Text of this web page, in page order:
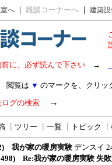
へ ｜ 雑談コーナーへ ｜ 建築
前に、必ず読んで下さい →
閲覧は ▼ のマークを、クリッ
ログの検索 →
ツリー 一覧 トピック
我が家の暖房実験 デンスイ
Re:我が家の暖房実験 失